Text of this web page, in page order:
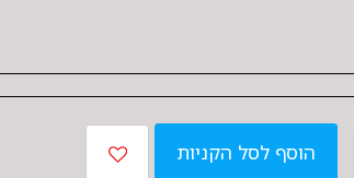
הוסף לסל הקניות